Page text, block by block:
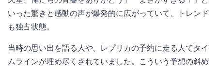
いった驚きと感動の声が爆発的に広がっていて、トレンド
も独占状態。
当時の思い出を語る人や、レプリカの予約に走る人でタイ
ムラインが埋め尽くされていました。こういう予想の斜め